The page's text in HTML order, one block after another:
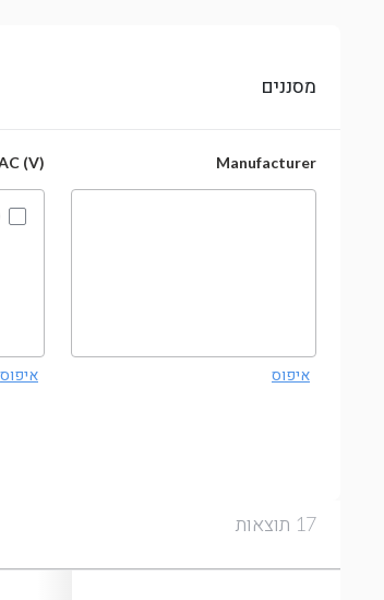
מסננים
Manufacturer
איפוס
(V)
איפוס
17 תוצאות